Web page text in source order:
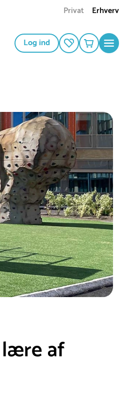
Privat Erhverv
Log ind
lære af